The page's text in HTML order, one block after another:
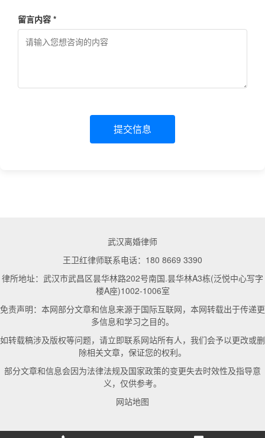
留言内容 *
提交信息
武汉离婚律师
王卫红律师联系电话：180 8669 3390
律所地址：武汉市武昌区昙华林路202号南国.昙华林A3栋(泛悦中心写字
楼A座)1002-1006室
免责声明：本网部分文章和信息来源于国际互联网，本网转载出于传递更
多信息和学习之目的。
如转载稿涉及版权等问题，请立即联系网站所有人，我们会予以更改或删
除相关文章，保证您的权利。
部分文章和信息会因为法律法规及国家政策的变更失去时效性及指导意
义，仅供参考。
网站地图